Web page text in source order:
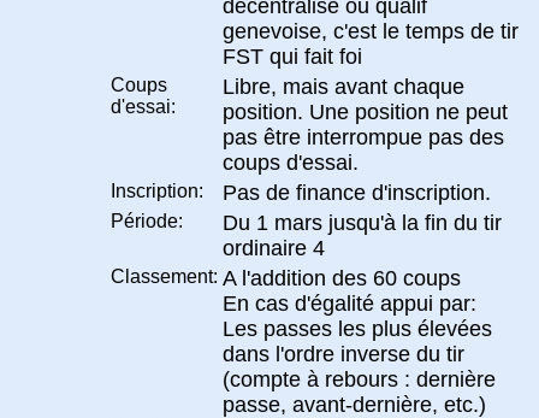
décentralisé ou qualif
genevoise, c'est le temps de tir
FST qui fait foi
Coups
d'essai:
Libre, mais avant chaque
position. Une position ne peut
pas être interrompue pas des
coups d'essai.
Inscription: Pas de finance d'inscription.
Période:
Du 1 mars jusqu'à la fin du tir
ordinaire 4
Classement: A l'addition des 60 coups
En cas d'égalité appui par:
Les passes les plus élevées
dans l'ordre inverse du tir
(compte à rebours : dernière
passe, avant-dernière, etc.)